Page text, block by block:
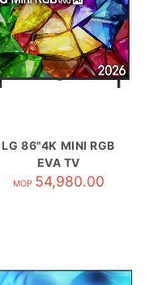
LG 86"4K MINI RGB
EVA TV
86MRG85BCA
MOP 54,980.00